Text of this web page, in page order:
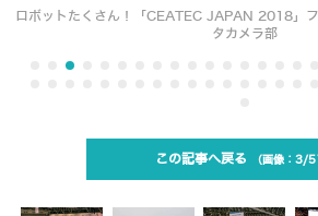
ロボットたくさん！「CEATEC JAPAN 2018」
タカメラ部
この記事へ戻る 3/51